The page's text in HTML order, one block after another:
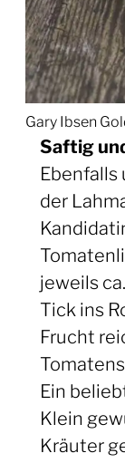
Gary Ibsen
Saftig
der
jeweils
Tick ins
Frucht
Ein
Klein
Kräuter